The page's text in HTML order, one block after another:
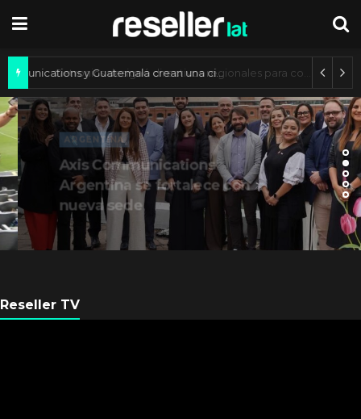
Axis Communications y Guatemala crean una ciudad inteligente
ARGENTINA
Axis Communications
Argentina se fortalece con
nueva sede
Reseller TV